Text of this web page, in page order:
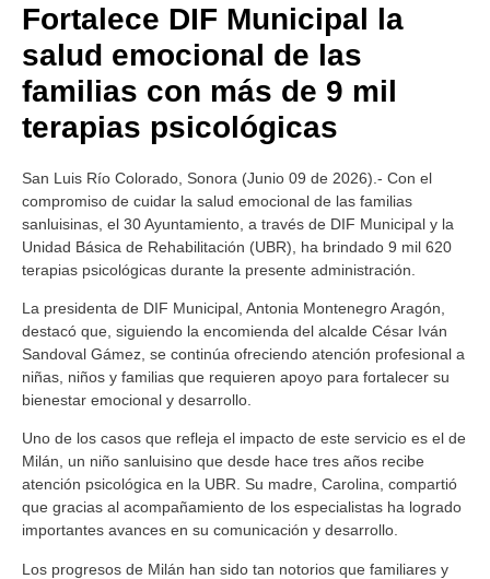
Fortalece DIF Municipal la
salud emocional de las
familias con más de 9 mil
terapias psicológicas
San Luis Río Colorado, Sonora (Junio 09 de 2026).- Con el
compromiso de cuidar la salud emocional de las familias
sanluisinas, el 30 Ayuntamiento, a través de DIF Municipal y la
Unidad Básica de Rehabilitación (UBR), ha brindado 9 mil 620
terapias psicológicas durante la presente administración.
La presidenta de DIF Municipal, Antonia Montenegro Aragón,
destacó que, siguiendo la encomienda del alcalde César Iván
Sandoval Gámez, se continúa ofreciendo atención profesional a
niñas, niños y familias que requieren apoyo para fortalecer su
bienestar emocional y desarrollo.
Uno de los casos que refleja el impacto de este servicio es el de
Milán, un niño sanluisino que desde hace tres años recibe
atención psicológica en la UBR. Su madre, Carolina, compartió
que gracias al acompañamiento de los especialistas ha logrado
importantes avances en su comunicación y desarrollo.
Los progresos de Milán han sido tan notorios que familiares y